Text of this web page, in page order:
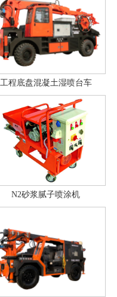
工程底盘混凝土湿喷台车
N2砂浆腻子喷涂机